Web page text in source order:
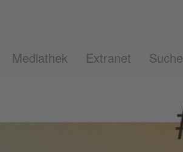
Mediathek Extranet Suche